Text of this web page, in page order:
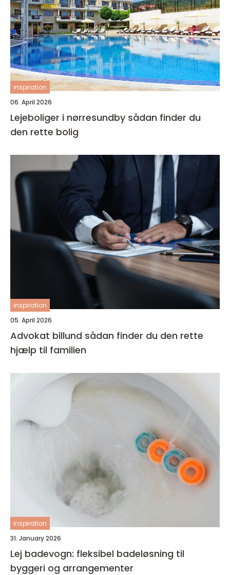
inspiration
06. April 2026
Lejeboliger i nørresundby sådan finder du
den rette bolig
inspiration
05. April 2026
Advokat billund sådan finder du den rette
hjælp til familien
inspiration
31. January 2026
Lej badevogn: fleksibel badeløsning til
byggeri og arrangementer